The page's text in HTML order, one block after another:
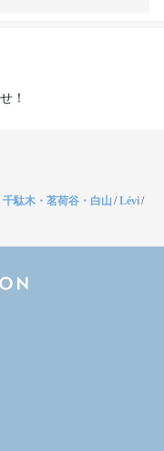
！
駄木・茗荷谷・白山 /Lévi/